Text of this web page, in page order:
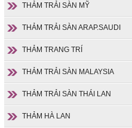
THẢM TRẢI SÀN MỸ
THẢM TRẢI SÀN ARAP.SAUDI
THẢM TRANG TRÍ
THẢM TRẢI SÀN MALAYSIA
THẢM TRẢI SÀN THÁI LAN
THẢM HÀ LAN